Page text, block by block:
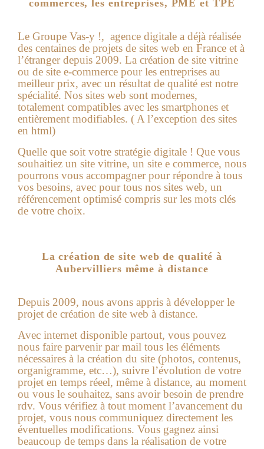
commerces, les entreprises, PME et TPE
Le Groupe Vas-y !, agence digitale a déjà réalisée
des centaines de projets de sites web en France et à
l’étranger depuis 2009. La création de site vitrine
ou de site e-commerce pour les entreprises au
meilleur prix, avec un résultat de qualité est notre
spécialité. Nos sites web sont modernes,
totalement compatibles avec les smartphones et
entièrement modifiables. ( A l’exception des sites
en html)
Quelle que soit votre stratégie digitale ! Que vous
souhaitiez un site vitrine, un site e commerce, nous
pourrons vous accompagner pour répondre à tous
vos besoins, avec pour tous nos sites web, un
référencement optimisé compris sur les mots clés
de votre choix.
La création de site web de qualité à
Aubervilliers même à distance
Depuis 2009, nous avons appris à développer le
projet de création de site web à distance.
Avec internet disponible partout, vous pouvez
nous faire parvenir par mail tous les éléments
nécessaires à la création du site (photos, contenus,
organigramme, etc…), suivre l’évolution de votre
projet en temps réeel, même à distance, au moment
ou vous le souhaitez, sans avoir besoin de prendre
rdv. Vous vérifiez à tout moment l’avancement du
projet, vous nous communiquez directement les
éventuelles modifications. Vous gagnez ainsi
beaucoup de temps dans la réalisation de votre